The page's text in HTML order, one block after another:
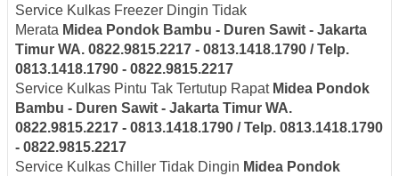
Service Kulkas Freezer Dingin Tidak
Merata Midea Pondok Bambu - Duren Sawit - Jakarta
Timur WA. 0822.9815.2217 - 0813.1418.1790 / Telp.
0813.1418.1790 - 0822.9815.2217
Service Kulkas Pintu Tak Tertutup Rapat Midea Pondok
Bambu - Duren Sawit - Jakarta Timur WA.
0822.9815.2217 - 0813.1418.1790 / Telp. 0813.1418.1790
- 0822.9815.2217
Service Kulkas Chiller Tidak Dingin Midea Pondok